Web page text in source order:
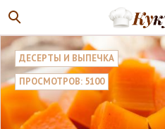
ДЕСЕРТЫ И ВЫПЕЧКА
ПРОСМОТРОВ: 5100